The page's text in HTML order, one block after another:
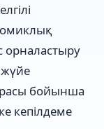
орналастыру
бойынша
кепілдеме